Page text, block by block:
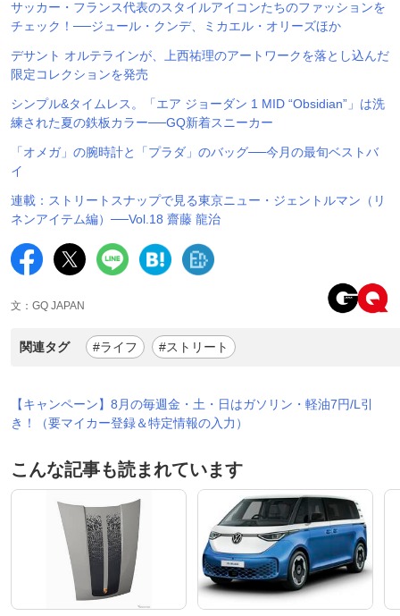
サッカー・フランス代表のスタイルアイコンたちのファッションを
チェック！──ジュール・クンデ、ミカエル・オリーズほか
デサント オルテラインが、上西祐理のアートワークを落とし込んだ
限定コレクションを発売
シンプル&タイムレス。「エア ジョーダン 1 MID “Obsidian”」は洗
練された夏の鉄板カラー──GQ新着スニーカー
「オメガ」の腕時計と「プラダ」のバッグ──今月の最旬ベストバ
イ
連載：ストリートスナップで見る東京ニュー・ジェントルマン（リ
ネンアイテム編）──Vol.18 齋藤 龍治
文：GQ JAPAN
関連タグ #ライフ #ストリート
【キャンペーン】8月の毎週金・土・日はガソリン・軽油7円/L引
き！（要マイカー登録＆特定情報の入力）
こんな記事も読まれています